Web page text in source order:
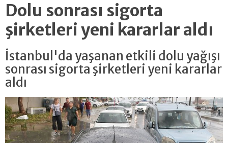
Dolu sonrası sigorta
şirketleri yeni kararlar aldı
İstanbul'da yaşanan etkili dolu yağışı
sonrası sigorta şirketleri yeni kararlar
aldı